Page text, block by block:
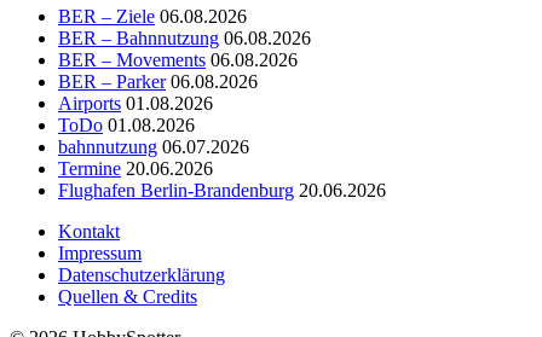
BER – Ziele 06.08.2026
BER – Bahnnutzung 06.08.2026
BER – Movements 06.08.2026
BER – Parker 06.08.2026
Airports 01.08.2026
ToDo 01.08.2026
bahnnutzung 06.07.2026
Termine 20.06.2026
Flughafen Berlin-Brandenburg 20.06.2026
Kontakt
Impressum
Datenschutzerklärung
Quellen & Credits